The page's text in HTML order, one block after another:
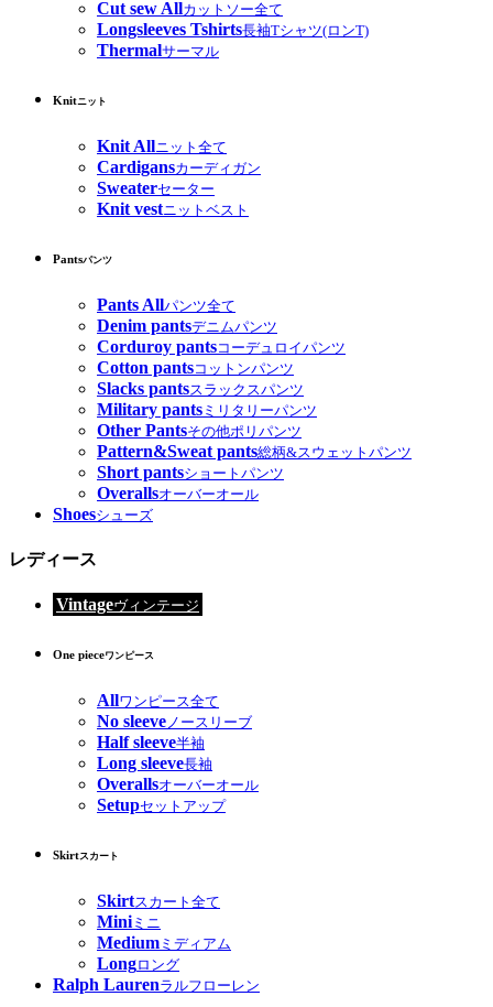
Cut sew Allカットソー全て
Longsleeves Tshirts長袖Tシャツ(ロンT)
Thermalサーマル
Knitニット
Knit Allニット全て
Cardigansカーディガン
Sweaterセーター
Knit vestニットベスト
Pantsパンツ
Pants Allパンツ全て
Denim pantsデニムパンツ
Corduroy pantsコーデュロイパンツ
Cotton pantsコットンパンツ
Slacks pantsスラックスパンツ
Military pants ミリタリーパンツ
Other Pantsその他ポリパンツ
Pattern&Sweat pants総柄&スウェットパンツ
Short pantsショートパンツ
Overallsオーバーオール
Shoesシューズ
レディース
Vintageヴィンテージ
One pieceワンピース
Allワンピース全て
No sleeveノースリーブ
Half sleeve半袖
Long sleeve長袖
Overallsオーバーオール
Setupセットアップ
Skirtスカート
Skirtスカート全て
Miniミニ
Medium ミディアム
Longロング
Ralph Laurenラルフローレン